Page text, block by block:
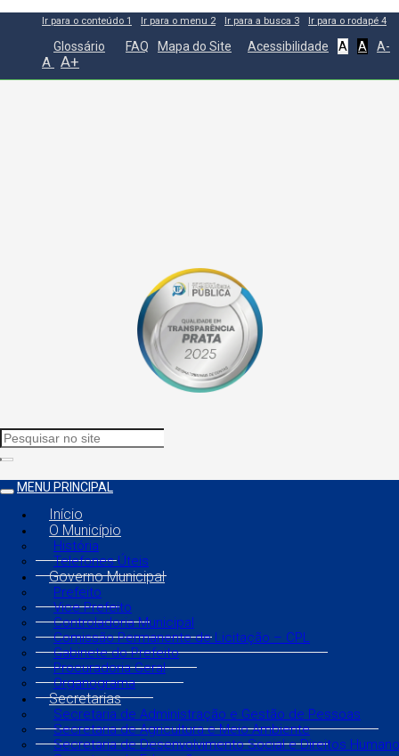
Ir para o conteúdo 1 Ir para o menu 2 Ir para a busca 3 Ir para o rodapé 4
Glossário FAQ Mapa do Site Acessibilidade A A A-
A A+
MENU PRINCIPAL
Início
O Município
História
Telefones Úteis
Governo Municipal
Prefeito
Vice Prefeito
Controladoria Municipal
Comissão Permanente de Licitação – CPL
Gabinete do Prefeito
Procuradoria Geral
Organograma
Secretarias
Secretaria de Administração e Gestão de Pessoas
Secretaria de Agricultura e Meio Ambiente
Secretaria de Desenvolvimento Social e Direitos